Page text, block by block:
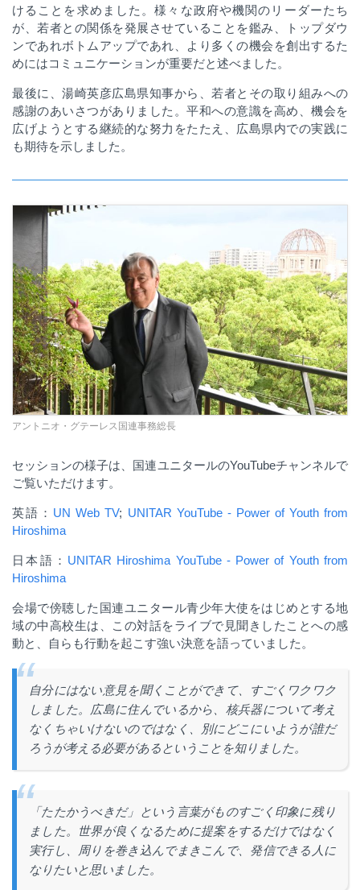
けることを求めました。様々な政府や機関のリーダーたち
が、若者との関係を発展させていることを鑑み、トップダウ
ンであれボトムアップであれ、より多くの機会を創出するた
めにはコミュニケーションが重要だと述べました。
最後に、湯崎英彦広島県知事から、若者とその取り組みへの
感謝のあいさつがありました。平和への意識を高め、機会を
広げようとする継続的な努力をたたえ、広島県内での実践に
も期待を示しました。
アントニオ・グテーレス国連事務総長
セッションの様子は、国連ユニタールのYouTubeチャンネルで
ご覧いただけます。
英語： UN Web TV; UNITAR YouTube - Power of Youth from
Hiroshima
日本語： UNITAR Hiroshima YouTube - Power of Youth from
Hiroshima
会場で傍聴した国連ユニタール青少年大使をはじめとする地
域の中高校生は、この対話をライブで見聞きしたことへの感
動と、自らも行動を起こす強い決意を語っていました 。
自分にはない意見を聞くことができて、すごくワクワク
しました。 広島に住んでいるから、核兵器について考え
なくちゃいけないのではなく、別にどこにいようが誰だ
ろうが考える必要があるということを知りました。
「たたかうべきだ」という言葉がものすごく印象に残り
ました。世界が良くなるために提案をするだけではなく
実行し、
周りを巻き込んでまきこんで、発信できる人に
なりたいと思いました。